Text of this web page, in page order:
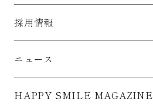
採用情報
ニュース
HAPPY SMILE MAGAZINE